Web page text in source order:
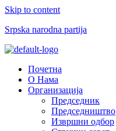
Skip to content
Srpska narodna partija
Menu
Почетна
О Нама
Организација
Председник
Председништво
Извршни одбор